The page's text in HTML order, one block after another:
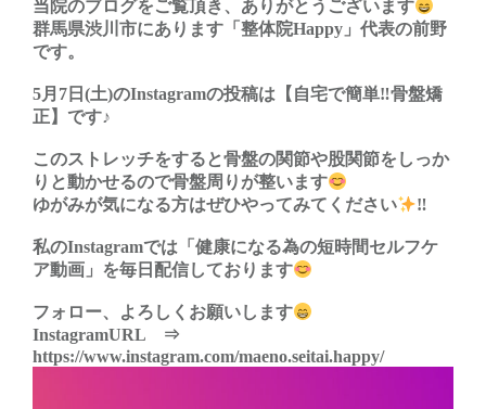
当院のブログをご覧頂き、ありがとうございます
群馬県渋川市にあります「整体院Happy」代表の前野
です。
5月7日(土)のInstagramの投稿は【自宅で簡単‼︎骨盤矯
正】です♪
このストレッチをすると骨盤の関節や股関節をしっか
りと動かせるので骨盤周りが整います
ゆがみが気になる方はぜひやってみてください
‼︎
私のInstagramでは「健康になる為の短時間セルフケ
ア動画」を毎日配信しております
フォロー、よろしくお願いします
InstagramURL ⇒
https://www.instagram.com/maeno.seitai.happy/